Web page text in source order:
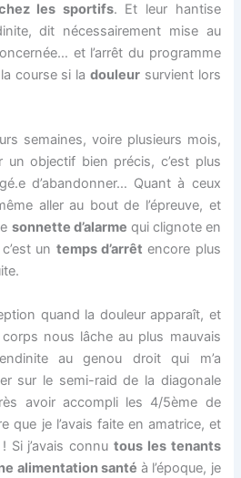
les sportifs. Et leur hantise
dit nécessairement mise au
et l’arrêt du programme
course si la douleursurvient lors
semaines, voire plusieurs mois,
un objectif bien précis, c’est plus
d’abandonner… Quant à ceux
aller au bout de l’épreuve, et
sonnette d’alarme qui clignote en
un temps d’arrêt encore plus
quand la douleur apparaît, et
nous lâche au plus mauvais
au genou droit qui m’a
sur le semi-raid de la diagonale
avoir accompli les 4/5ème de
que je l’avais faite en amatrice, et
Si j’avais connu tous les tenants
alimentation santé à l’époque, je